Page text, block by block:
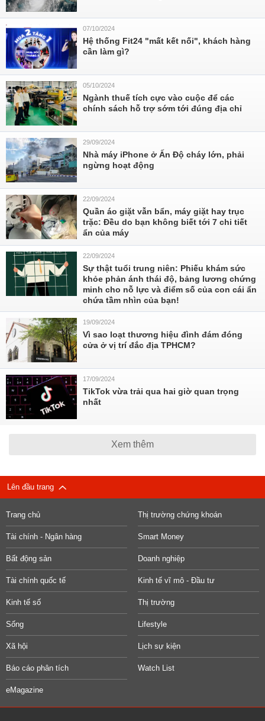
07/10/2024
Hệ thống Fit24 "mất kết nối", khách hàng
cần làm gì?
05/10/2024
Ngành thuế tích cực vào cuộc để các
chính sách hỗ trợ sớm tới đúng địa chỉ
29/09/2024
Nhà máy iPhone ở Ấn Độ cháy lớn, phải
ngừng hoạt động
22/09/2024
Quần áo giặt vẫn bẩn, máy giặt hay trục
trặc: Đều do bạn không biết tới 7 chi tiết
ẩn của máy
22/09/2024
Sự thật tuổi trung niên: Phiếu khám sức
khỏe phản ánh thái độ, bảng lương chứng
minh cho nỗ lực và điểm số của con cái ẩn
chứa tầm nhìn của bạn!
19/09/2024
Vì sao loạt thương hiệu đình đám đóng
cửa ở vị trí đắc địa TPHCM?
17/09/2024
TikTok vừa trải qua hai giờ quan trọng
nhất
Xem thêm
Lên đầu trang
Trang chủ Thị trường chứng khoán
Tài chính - Ngân hàng Smart Money
Bất động sản Doanh nghiệp
Tài chính quốc tế Kinh tế vĩ mô - Đầu tư
Kinh tế số Thị trường
Sống Lifestyle
Xã hội Lịch sự kiện
Báo cáo phân tích Watch List
eMagazine